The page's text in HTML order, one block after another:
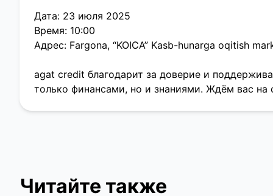
Дата: 23 июля 2025
Время: 10:00
Адрес: Fargona, “KOICA” Kasb-hunarga oqitish
agat credit благодарит за доверие и
только финансами, но и знаниями. Ждём вас на
Читайте также